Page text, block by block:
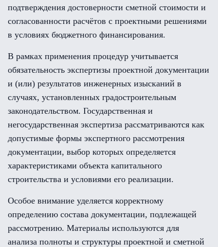
подтверждения достоверности сметной стоимости и
согласованности расчётов с проектными решениями
в условиях бюджетного финансирования.
В рамках применения процедур учитывается
обязательность экспертизы проектной документации
и (или) результатов инженерных изысканий в
случаях, установленных градостроительным
законодательством. Государственная и
негосударственная экспертиза рассматриваются как
допустимые формы экспертного рассмотрения
документации, выбор которых определяется
характеристиками объекта капитального
строительства и условиями его реализации.
Особое внимание уделяется корректному
определению состава документации, подлежащей
рассмотрению. Материалы используются для
анализа полноты и структуры проектной и сметной